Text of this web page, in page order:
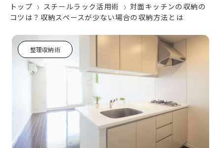
トップ スチールラック活用術
対面キッチンの収納の
コツは？収納スペースが少ない場合の収納方法とは
整理収納術